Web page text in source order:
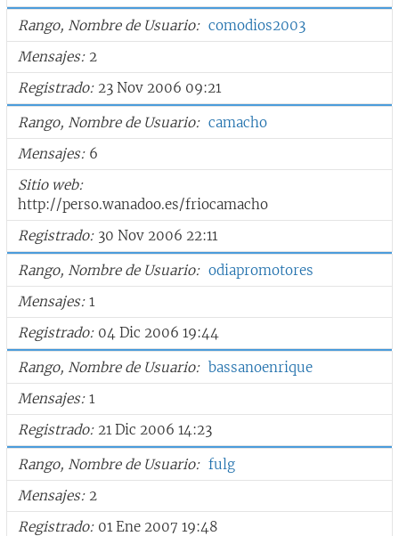
Rango, Nombre de Usuario
comodios2003
Mensajes 2
Registrado 23 Nov 2006 09:21
Rango, Nombre de Usuario
camacho
Mensajes 6
Sitio web
http://perso.wanadoo.es/friocamacho
Registrado 30 Nov 2006 22:11
Rango, Nombre de Usuario
odiapromotores
Mensajes 1
Registrado 04 Dic 2006 19:44
Rango, Nombre de Usuario
bassanoenrique
Mensajes 1
Registrado 21 Dic 2006 14:23
Rango, Nombre de Usuario
fulg
Mensajes 2
Registrado 01 Ene 2007 19:48